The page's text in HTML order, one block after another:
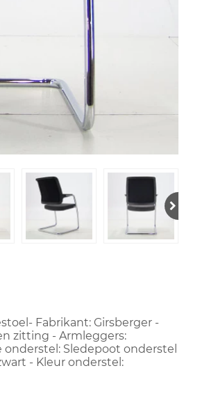
Fabrikant: Girsberger -
zitting - Armleggers:
Sledepoot onderstel
- Kleur onderstel: